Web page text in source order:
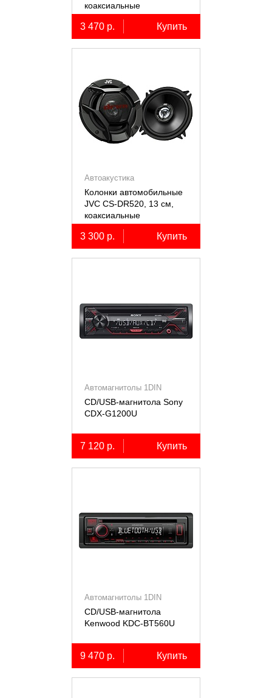
коаксиальные
трёхполосные, 2 шт.
3 470 р. Купить
Автоакустика
Колонки автомобильные
JVC CS-DR520, 13 см,
коаксиальные
двухполосные, 2 шт.
3 300 р. Купить
Автомагнитолы 1DIN
CD/USB-магнитола Sony
СDX-G1200U
7 120 р. Купить
Автомагнитолы 1DIN
CD/USB-магнитола
Kenwood KDC-BT560U
9 470 р. Купить